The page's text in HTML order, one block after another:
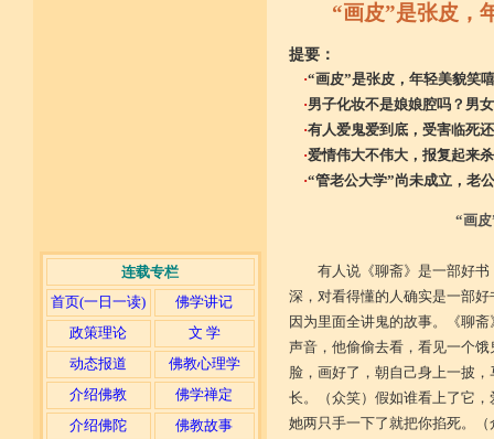
连载专栏
首页(一日一读)
佛学讲记
政策理论
文 学
动态报道
佛教心理学
介绍佛教
佛学禅定
介绍佛陀
佛教故事
“画皮”是张皮，
提要：
·“画皮”是张皮，年轻美貌笑
·男子化妆不是娘娘腔吗？男
·有人爱鬼爱到底，受害临死
·爱情伟大不伟大，报复起来
·“管老公大学”尚未成立，老
“画
有人说《聊斋》是一部好
深，对看得懂的人确实是一部
因为里面全讲鬼的故事。《聊
声音，他偷偷去看，看见一个
脸，画好了，朝自己身上一披
长。（众笑）假如谁看上了它
她两只手一下了就把你掐死。